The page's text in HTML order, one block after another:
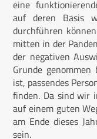
eine
auf deren Basis
durchführen
mitten in der
der negativen
Grunde
ist, passendes
finden. Da sind wir
auf einem guten
am Ende dieses
sein.